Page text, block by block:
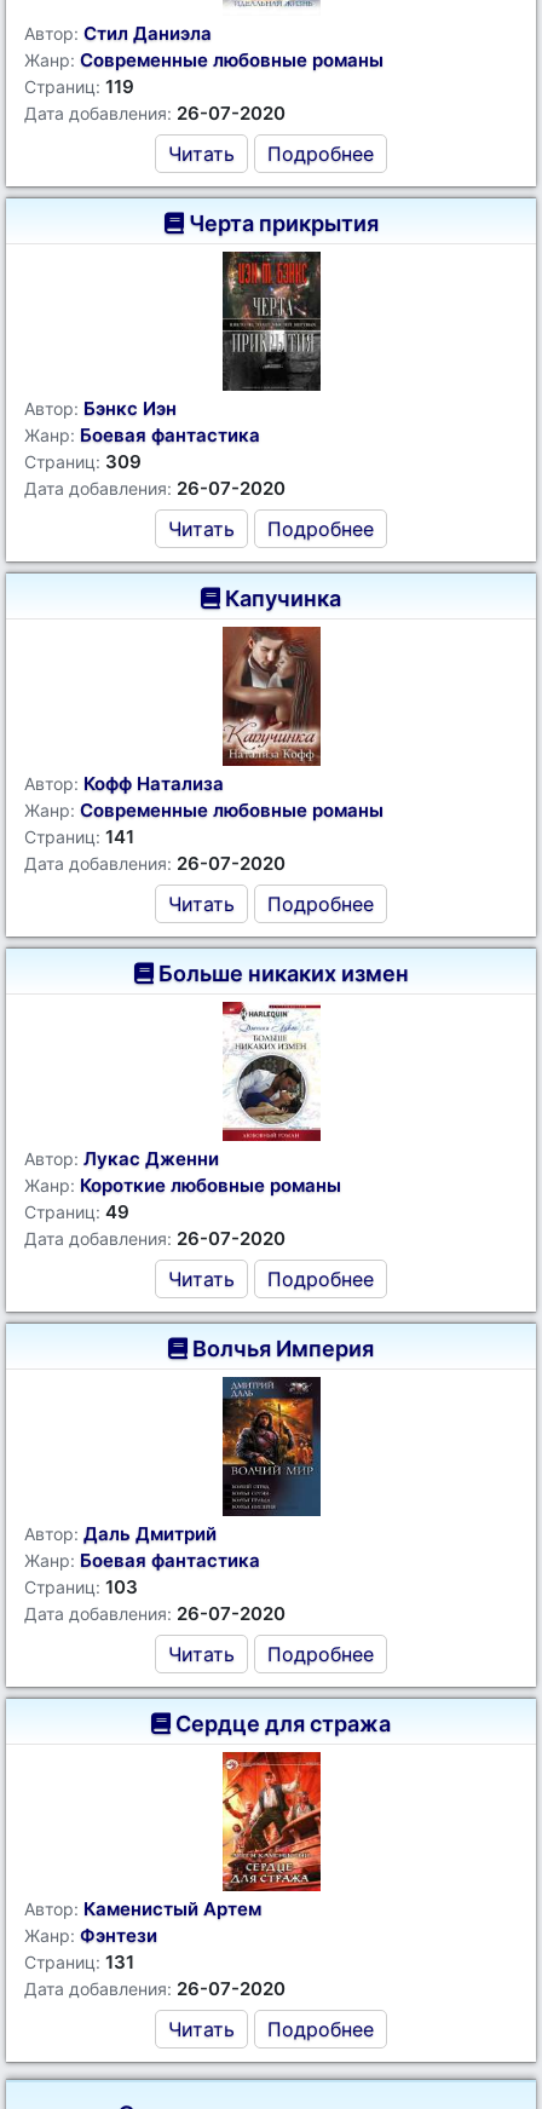
Автор: Стил Даниэла
Жанр: Современные любовные романы
Страниц: 119
Дата добавления: 26-07-2020
Читать Подробнее
Черта прикрытия
Автор: Бэнкс Иэн
Жанр: Боевая фантастика
Страниц: 309
Дата добавления: 26-07-2020
Читать Подробнее
Капучинка
Автор: Кофф Натализа
Жанр: Современные любовные романы
Страниц: 141
Дата добавления: 26-07-2020
Читать Подробнее
Больше никаких измен
Автор: Лукас Дженни
Жанр: Короткие любовные романы
Страниц: 49
Дата добавления: 26-07-2020
Читать Подробнее
Волчья Империя
Автор: Даль Дмитрий
Жанр: Боевая фантастика
Страниц: 103
Дата добавления: 26-07-2020
Читать Подробнее
Сердце для стража
Автор: Каменистый Артем
Жанр: Фэнтези
Страниц: 131
Дата добавления: 26-07-2020
Читать Подробнее